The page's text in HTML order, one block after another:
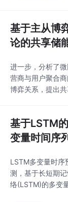
操作压
机器人配置里把
t看门狗时间从默认
成5s，世界安静了
通讯案例中文版
置资料，库文件
来直接用，也可以
与西门子PLC通讯
基于主从博
论的共享储
化运行研究
ATLAB代码
进一步，分析了
营商与用户聚合
博弈关系，提出共
lberg 博弈模型，
明Stackelberg 均
的存在性与唯一性
一步，分析了微网
商与用户聚合商
弈关系，提出共享
背景下微网运营商
基于LSTM
变量时间序
南
LSTM多变量时序
测，基于长短期
络(LSTM)的多变